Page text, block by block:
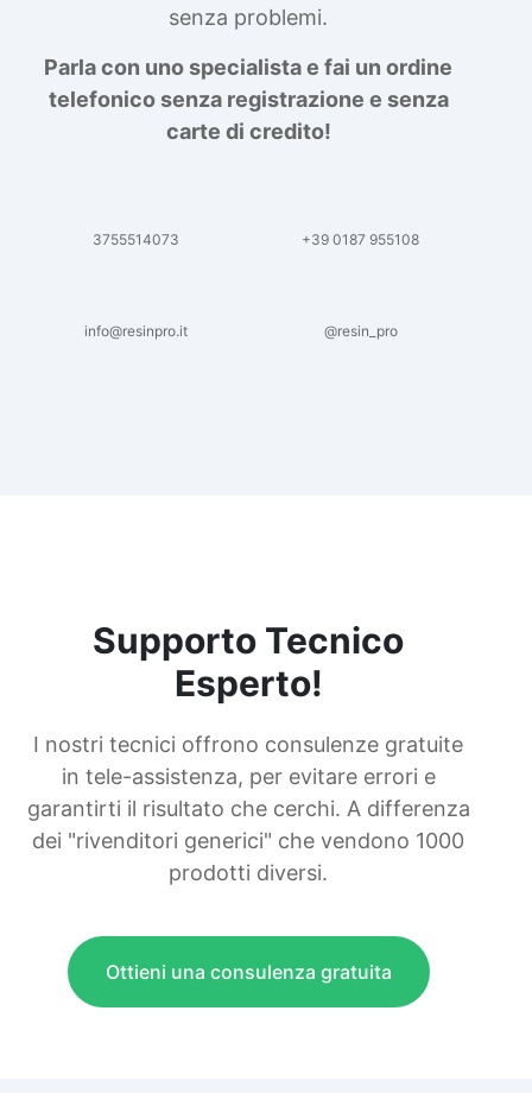
senza problemi.
Parla con uno specialista e fai un ordine
telefonico senza registrazione e senza
carte di credito!
3755514073 +39 0187 955108
info@resinpro.it @resin_pro
Supporto Tecnico
Esperto!
I nostri tecnici offrono consulenze gratuite
in tele-assistenza, per evitare errori e
garantirti il risultato che cerchi. A differenza
dei "rivenditori generici" che vendono 1000
prodotti diversi.
Ottieni una consulenza gratuita